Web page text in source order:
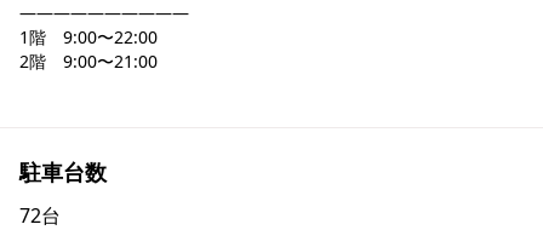
――――――――――
1階　9:00〜22:00
2階　9:00〜21:00
駐車台数
72台